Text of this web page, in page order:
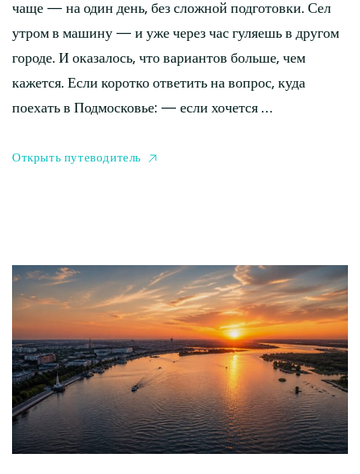
чаще — на один день, без сложной подготовки. Сел
утром в машину — и уже через час гуляешь в другом
городе. И оказалось, что вариантов больше, чем
кажется. Если коротко ответить на вопрос, куда
поехать в Подмосковье: — если хочется …
Открыть путеводитель